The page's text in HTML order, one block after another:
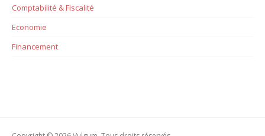
Comptabilité & Fiscalité
Economie
Financement